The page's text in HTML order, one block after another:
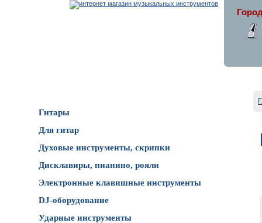
Гитары
Для гитар
Духовые инструменты, скрипки
Дисклавиры, пианино, рояли
Электронные клавишные инструменты
DJ-оборудование
Ударные инструменты